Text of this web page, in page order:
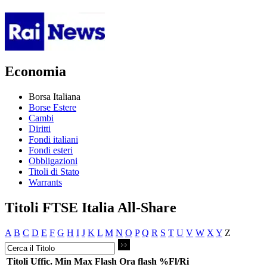
Economia
Borsa Italiana
Borse Estere
Cambi
Diritti
Fondi italiani
Fondi esteri
Obbligazioni
Titoli di Stato
Warrants
Titoli FTSE Italia All-Share
A B C D E F G H I J K L M N O P Q R S T U V W X Y Z
Titoli Uffic. Min Max Flash Ora flash %Fl/Ri